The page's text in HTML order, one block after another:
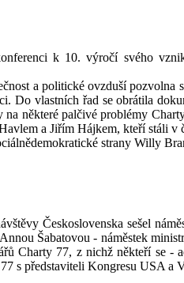
k 10. výročí svého
a politické ovzduší
Do vlastních řad se obrátila
některé palčivé problémy
a Jiřím Hájkem, kteří stáli
strany Willy
Československa sešel
Šabatovou - náměstek
Charty 77, z nichž někteří se -
s představiteli Kongresu USA